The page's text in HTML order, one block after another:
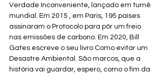
Verdade Inconveniente, lançado em turnê
mundial. Em 2015 , em Paris, 195 países
assinaram o Protocolo para pôr um freio
nas emissões de carbono. Em 2020, Bill
Gates escreve o seu livro Como evitar um
Desastre Ambiental. São marcos, que a
história vai guardar, espero, como o fim da